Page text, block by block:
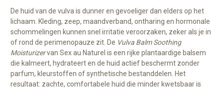
De huid van de vulva is dunner en gevoeliger dan elders op het
lichaam. Kleding, zeep, maandverband, ontharing en hormonale
schommelingen kunnen snel irritatie veroorzaken, zeker als je in
of rond de perimenopauze zit. De Vulva Balm Soothing
Moisturizervan Sex au Naturel is een rijke plantaardige balsem
die kalmeert, hydrateert en de huid actief beschermt zonder
parfum, kleurstoffen of synthetische bestanddelen. Het
resultaat: zachte, comfortabele huid die minder kwetsbaar is